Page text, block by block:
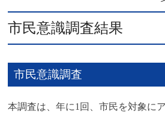
市民意識調査結果
市民意識調査
本調査は、年に1回、市民を対象に